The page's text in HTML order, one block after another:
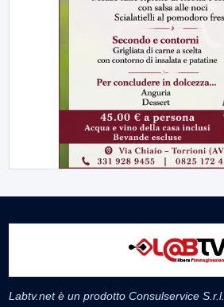
Labtv.net è un prodotto Consulservice S.r.l.